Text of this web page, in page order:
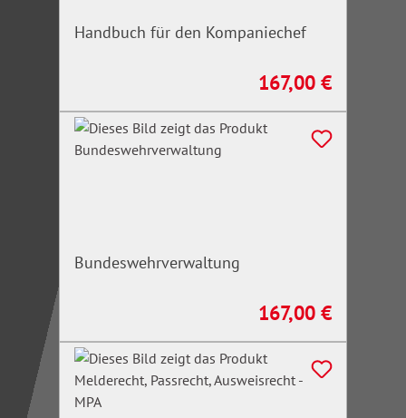
Handbuch für den Kompaniechef
Regulärer Preis:
167,00 €
Bundeswehrverwaltung
Regulärer Preis:
167,00 €